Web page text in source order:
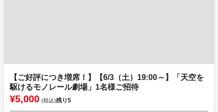
【ご好評につき増席！】【6/3（土）19:00～】「天空を
駆けるモノレール劇場」1名様ご招待
¥5,000 (税込)残り5